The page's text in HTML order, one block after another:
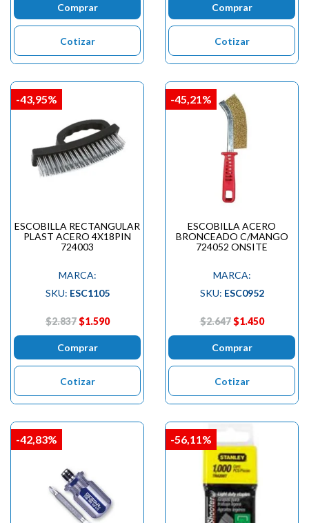
Comprar
Cotizar
Comprar
Cotizar
ESCOBILLA RECTANGULAR
PLAST ACERO 4X18PIN
724003
MARCA:
SKU: ESC1105
$2.837 $1.590
Comprar
Cotizar
-43,95%
ESCOBILLA ACERO
BRONCEADO C/MANGO
724052 ONSITE
MARCA:
SKU: ESC0952
$2.647 $1.450
Comprar
Cotizar
-45,21%
-42,83% -56,11%